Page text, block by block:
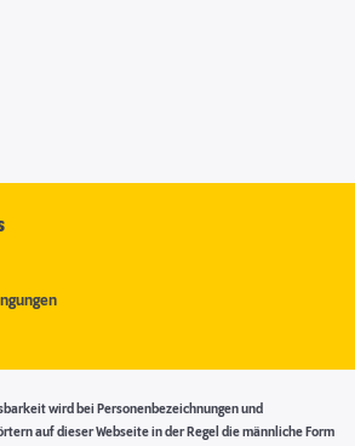
wird bei Personenbezeichnungen und
auf dieser Webseite in der Regel die männliche Form